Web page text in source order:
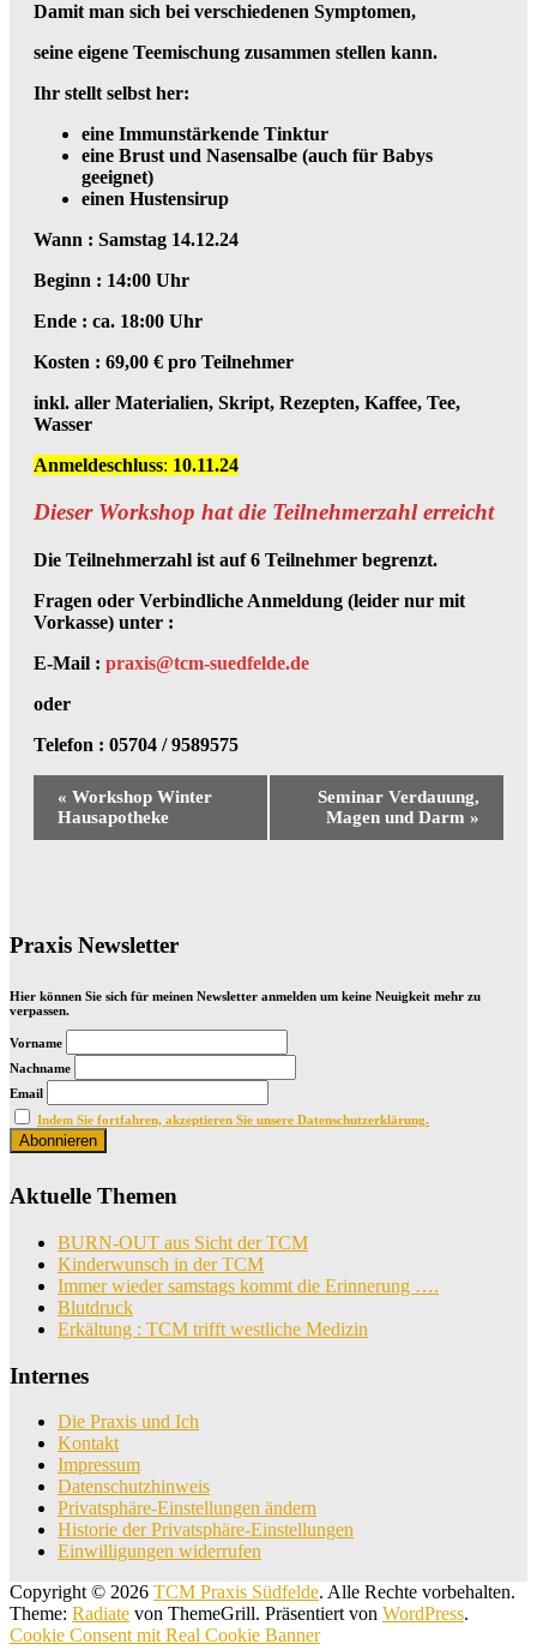
Damit man sich bei verschiedenen Symptomen,
seine eigene Teemischung zusammen stellen kann.
Ihr stellt selbst her:
eine Immunstärkende Tinktur
eine Brust und Nasensalbe (auch für Babys
geeignet)
einen Hustensirup
Wann : Samstag 14.12.24
Beginn : 14:00 Uhr
Ende : ca. 18:00 Uhr
Kosten : 69,00 € pro Teilnehmer
inkl. aller Materialien, Skript, Rezepten, Kaffee, Tee,
Wasser
Anmeldeschluss: 10.11.24
Dieser Workshop hat die Teilnehmerzahl erreicht
Die Teilnehmerzahl ist auf 6 Teilnehmer begrenzt.
Fragen oder Verbindliche Anmeldung (leider nur mit
Vorkasse) unter :
E-Mail : praxis@tcm-suedfelde.de
oder
Telefon : 05704 / 9589575
Veranstaltung-
Navigation
« Workshop Winter
Hausapotheke
Seminar Verdauung,
Magen und Darm »
Praxis Newsletter
Hier können Sie sich für meinen Newsletter anmelden um keine Neuigkeit mehr zu
verpassen.
Vorname
Nachname
Email
Indem Sie fortfahren, akzeptieren Sie unsere Datenschutzerklärung.
Aktuelle Themen
BURN-OUT aus Sicht der TCM
Kinderwunsch in der TCM
Immer wieder samstags kommt die Erinnerung ….
Blutdruck
Erkältung : TCM trifft westliche Medizin
Internes
Die Praxis und Ich
Kontakt
Impressum
Datenschutzhinweis
Privatsphäre-Einstellungen ändern
Historie der Privatsphäre-Einstellungen
Einwilligungen widerrufen
Copyright © 2026 TCM Praxis Südfelde. Alle Rechte vorbehalten.
Theme: Radiate von ThemeGrill. Präsentiert von WordPress.
Cookie Consent mit Real Cookie Banner